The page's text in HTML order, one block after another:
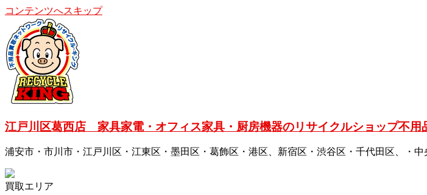
コンテンツへスキップ
江戸川区葛西店 家具家電・オフィス家具・厨房機器のリサイクルショップ不用
浦安市・市川市・江戸川区・江東区・墨田区・葛飾区・港区、新宿区・渋谷区・千代田区、
買取エリア